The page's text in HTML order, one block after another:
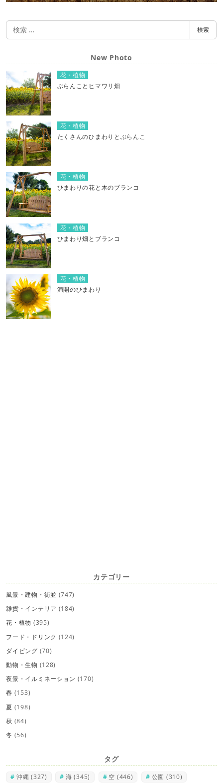
検
索
検索
New Photo
花・植物
ぶらんことヒマワリ畑
花・植物
たくさんのひまわりとぶらんこ
花・植物
ひまわりの花と木のブランコ
花・植物
ひまわり畑とブランコ
花・植物
満開のひまわり
カテゴリー
風景・建物・街並 (747)
雑貨・インテリア (184)
花・植物 (395)
フード・ドリンク (124)
ダイビング (70)
動物・生物 (128)
夜景・イルミネーション (170)
春 (153)
夏 (198)
秋 (84)
冬 (56)
タグ
沖縄 (327) 海 (345) 空 (446) 公園 (310)